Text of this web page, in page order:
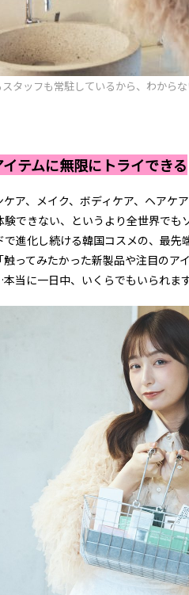
タッフも常駐しているから、わから
テムに無限にトライできる
ア、メイク、ボディケア、ヘアケ
できない、というより全世界でも
で進化し続ける韓国コスメの、最
ってみたかった新製品や注目のア
当に一日中、いくらでもいられま